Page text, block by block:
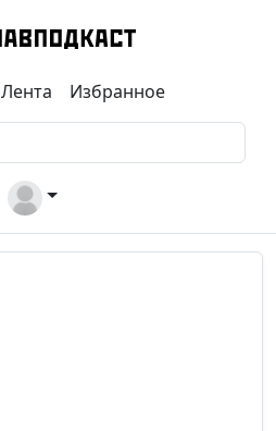
Лента Избранное